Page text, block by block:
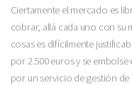
Ciertamente el mercado es
cobrar, allá cada uno con su
cosas es difícilmente
por 2.500 euros y se embolse
por un servicio de gestión de